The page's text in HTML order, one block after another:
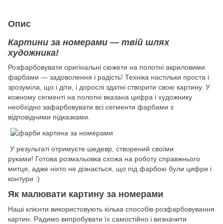
Опис
Картини за номерами — твій шлях
художника!
Розфарбовувати оригінальні сюжети на полотні акриловими
фарбами — задоволення і радість! Техніка настільки проста і
зрозуміла, що і діти, і дорослі здатні створити свою картину. У
кожному сегменті на полотні вказана цифра і художнику
необхідно зафарбовувати всі сегменти фарбами з
відповідними підказками.
У результаті отримуєте шедевр, створений своїми
руками! Готова розмальовка схожа на роботу справжнього
митця, адже ніхто не дізнається, що під фарбою були цифри і
контури :)
Як малювати картину за номерами
Наші клієнти використовують кілька способів розфарбовування
картин. Радимо випробувати їх самостійно і визначити